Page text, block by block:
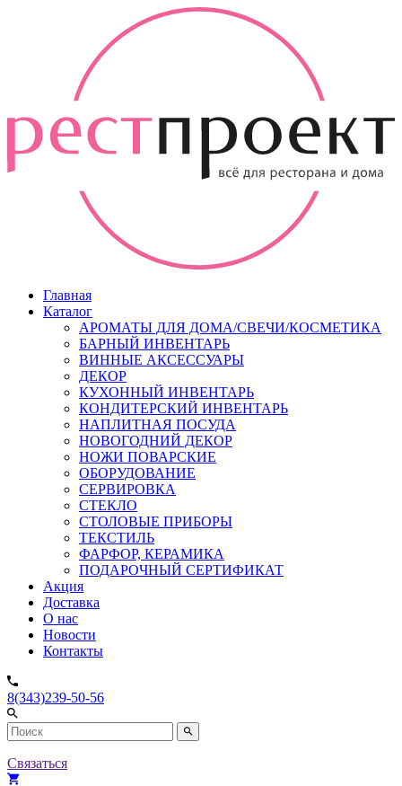
Главная
Каталог
АРОМАТЫ ДЛЯ ДОМА/СВЕЧИ/КОСМЕТИКА
БАРНЫЙ ИНВЕНТАРЬ
ВИННЫЕ АКСЕССУАРЫ
ДЕКОР
КУХОННЫЙ ИНВЕНТАРЬ
КОНДИТЕРСКИЙ ИНВЕНТАРЬ
НАПЛИТНАЯ ПОСУДА
НОВОГОДНИЙ ДЕКОР
НОЖИ ПОВАРСКИЕ
ОБОРУДОВАНИЕ
СЕРВИРОВКА
СТЕКЛО
СТОЛОВЫЕ ПРИБОРЫ
ТЕКСТИЛЬ
ФАРФОР, КЕРАМИКА
ПОДАРОЧНЫЙ СЕРТИФИКАТ
Акция
Доставка
О нас
Новости
Контакты
8(343)239-50-56
Связаться